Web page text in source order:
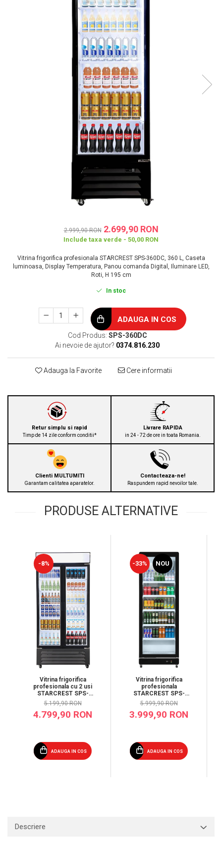
Dispozitive smart home
2.999,90 RON 2.699,90 RON
Include taxa verde - 50,00 RON
Vitrina frigorifica profesionala STARCREST SPS-360DC, 360 L, Caseta
luminoasa, Display Temperatura, Panou comanda Digital, Iluminare LED,
Roti, H 195 cm
In stoc
ADAUGA IN COS
Cod Produs: SPS-360DC
Ai nevoie de ajutor? 0374.816.230
Adauga la Favorite Cere informatii
Retur simplu si rapid
Timp de 14 zile conform conditii*
Livrare RAPIDA
in 24 - 72 de ore in toata Romania.
Clienti MULTUMITI
Garantam calitatea aparatelor.
Contacteaza-ne!
Raspundem rapid nevoilor tale.
PRODUSE ALTERNATIVE
-8%
Vitrina frigorifica
profesionala cu 2 usi
STARCREST SPS-
2D590DC, 590 L,
Caseta luminoasa,
Display Temperatura,
Panou comanda Digital,
5.199,90 RON
4.799,90 RON
ADAUGA IN COS
-33% NOU
Vitrina frigorifica
profesionala
STARCREST SPS-
591BK, 591 L,
Termostat reglabil,
Iluminare LED, H 214
cm, Negru
5.999,90 RON
3.999,90 RON
ADAUGA IN COS
Descriere